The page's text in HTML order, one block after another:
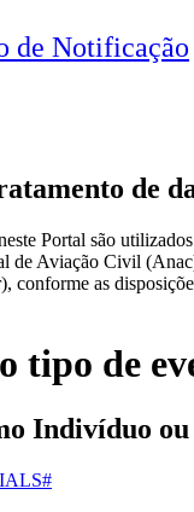
de Notificação
de
Portal são
de Aviação Civil
conforme as
tipo de
Indivíduo